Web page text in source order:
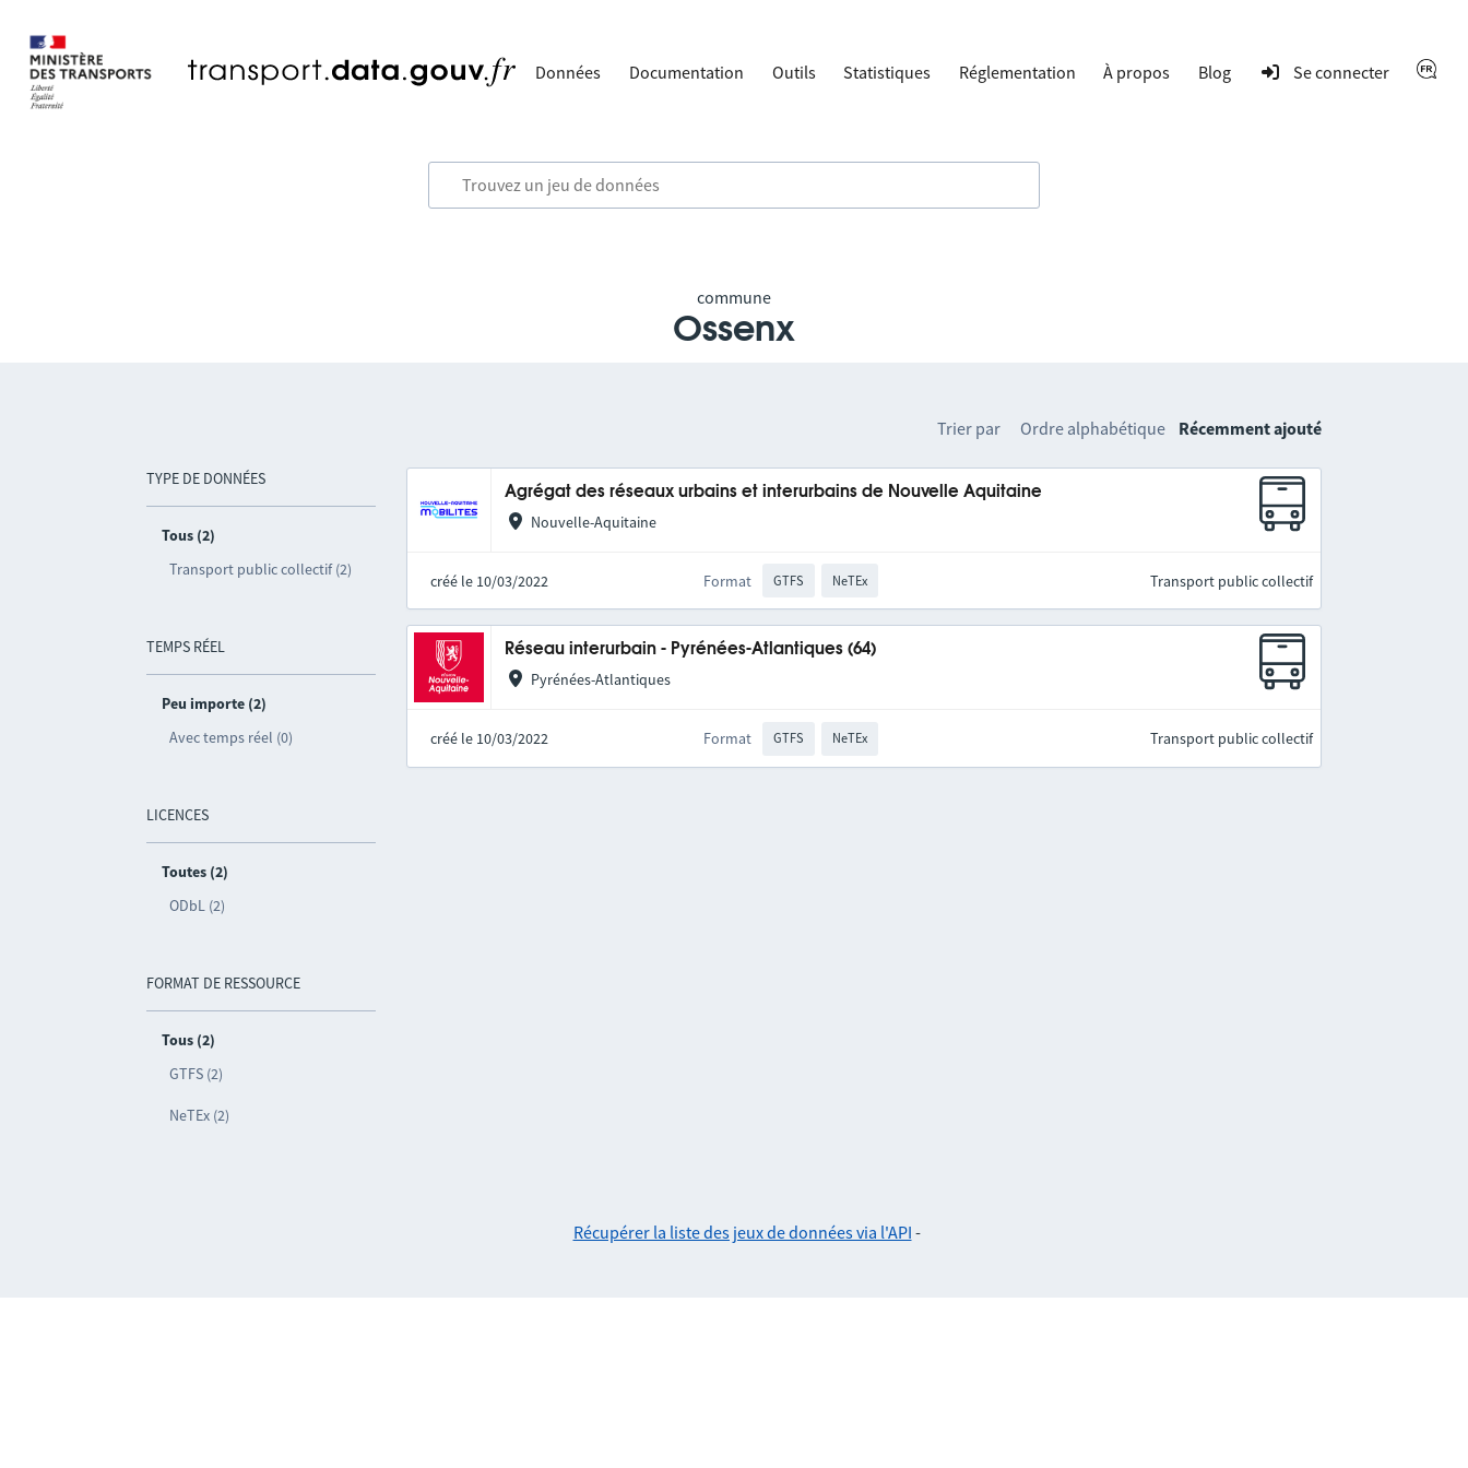
Données Documentation Outils Statistiques Réglementation À propos Blog Se connecter
commune
Ossenx
TYPE DE DONNÉES
Tous (2)
Transport public collectif (2)
TEMPS RÉEL
Peu importe (2)
Avec temps réel (0)
LICENCES
Toutes (2)
ODbL (2)
FORMAT DE RESSOURCE
Tous (2)
GTFS (2)
NeTEx (2)
Trier par Ordre alphabétique Récemment ajouté
Agrégat des réseaux urbains et interurbains de Nouvelle Aquitaine
Nouvelle-Aquitaine
créé le 10/03/2022 Format GTFS NeTEx Transport public collectif
Réseau interurbain - Pyrénées-Atlantiques (64)
Pyrénées-Atlantiques
créé le 10/03/2022 Format GTFS NeTEx Transport public collectif
Récupérer la liste des jeux de données via l'API -